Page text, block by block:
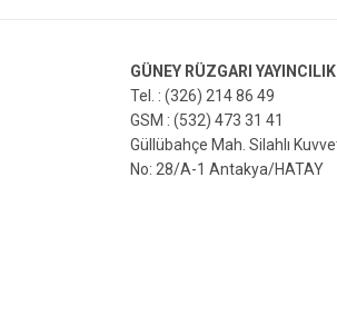
GÜNEY RÜZGARI
Tel. : (326) 214 86 49
GSM : (532) 473 31 41
Güllübahçe Mah. Silahlı
No: 28/A-1 Antakya/HATAY